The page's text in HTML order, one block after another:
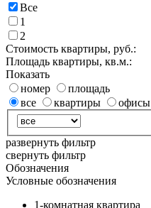
Все
1
2
Стоимость квартиры, руб.:
Площадь квартиры, кв.м.:
Показать
номер
площадь
все
квартиры офисы
развернуть фильтр
свернуть фильтр
Обозначения
Условные обозначения
1-комнатная квартира